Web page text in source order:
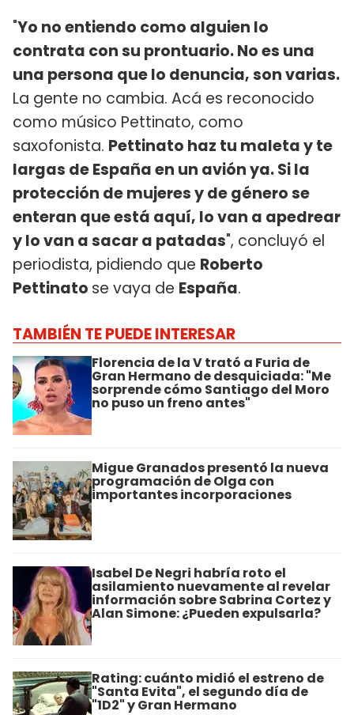
"Yo no entiendo como alguien lo
contrata con su prontuario. No es una
una persona que lo denuncia, son varias.
La gente no cambia. Acá es reconocido
como músico Pettinato, como
saxofonista. Pettinato haz tu maleta y te
largas de España en un avión ya. Si la
protección de mujeres y de género se
enteran que está aquí, lo van a apedrear
y lo van a sacar a patadas", concluyó el
periodista, pidiendo que Roberto
Pettinato se vaya de España.
TAMBIÉN TE PUEDE INTERESAR
Florencia de la V trató a Furia de
Gran Hermano de desquiciada: "Me
sorprende cómo Santiago del Moro
no puso un freno antes"
Migue Granados presentó la nueva
programación de Olga con
importantes incorporaciones
Isabel De Negri habría roto el
asilamiento nuevamente al revelar
información sobre Sabrina Cortez y
Alan Simone: ¿Pueden expulsarla?
Rating: cuánto midió el estreno de
"Santa Evita", el segundo día de
"1D2" y Gran Hermano